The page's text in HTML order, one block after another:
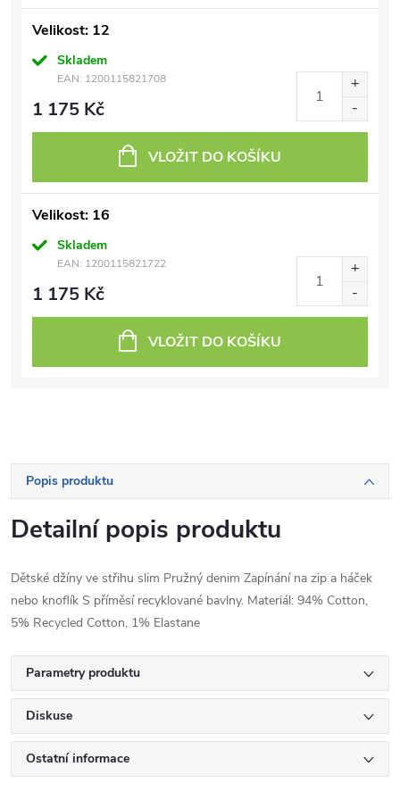
Velikost: 12
Skladem
EAN: 1200115821708
1 175 Kč
VLOŽIT DO KOŠÍKU
Velikost: 16
Skladem
EAN: 1200115821722
1 175 Kč
VLOŽIT DO KOŠÍKU
Popis produktu
Detailní popis produktu
Dětské džíny ve střihu slim Pružný denim Zapínání na zip a háček
nebo knoflík S příměsí recyklované bavlny. Materiál: 94% Cotton,
5% Recycled Cotton, 1% Elastane
Parametry produktu
Diskuse
Ostatní informace